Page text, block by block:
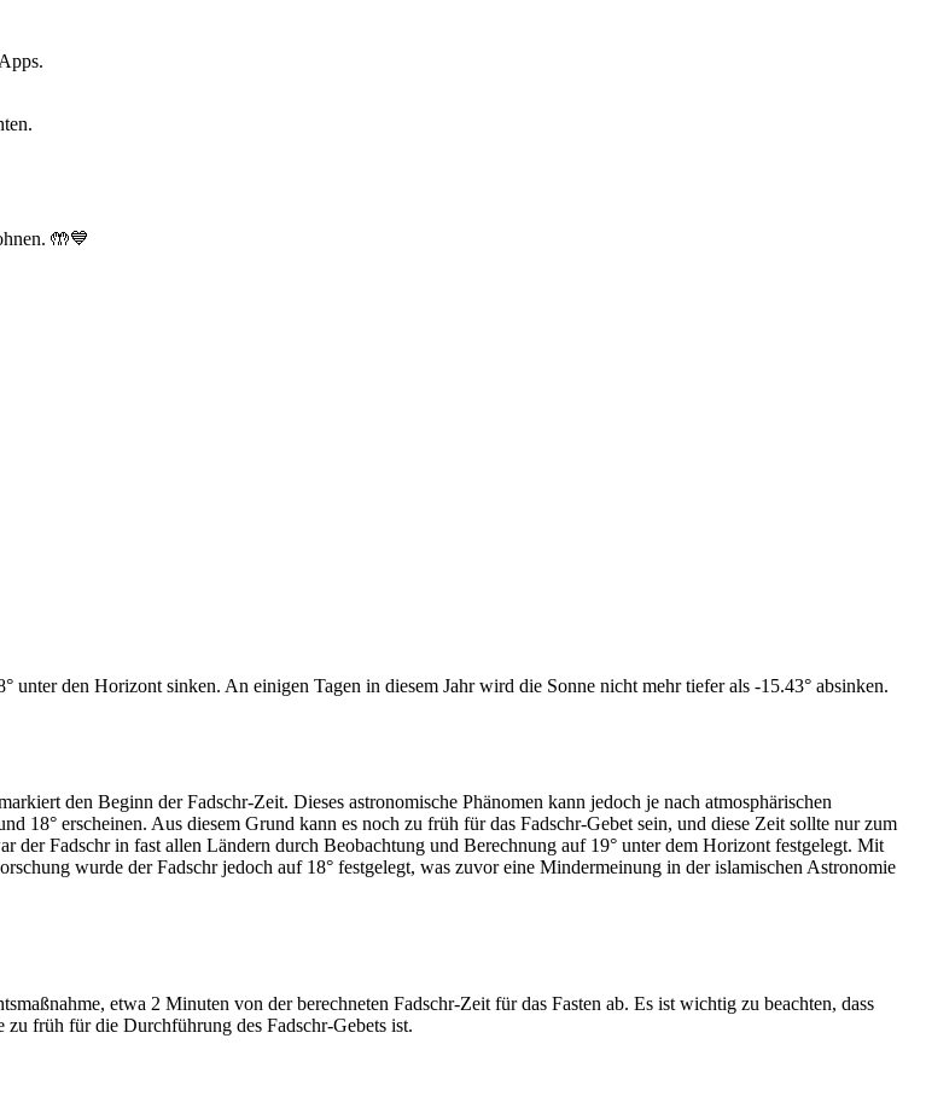
🤲💙
den Horizont sinken. An einigen Tagen in diesem Jahr wird die Sonne nicht mehr tiefer als -15.43° absinken.
den Beginn der Fadschr-Zeit. Dieses astronomische Phänomen kann jedoch je nach atmosphärischen
18° erscheinen. Aus diesem Grund kann es noch zu früh für das Fadschr-Gebet sein, und diese Zeit sollte nur zum
der Fadschr in fast allen Ländern durch Beobachtung und Berechnung auf 19° unter dem Horizont festgelegt. Mit
wurde der Fadschr jedoch auf 18° festgelegt, was zuvor eine Mindermeinung in der islamischen Astronomie
etwa 2 Minuten von der berechneten Fadschr-Zeit für das Fasten ab. Es ist wichtig zu beachten, dass
zu früh für die Durchführung des Fadschr-Gebets ist.